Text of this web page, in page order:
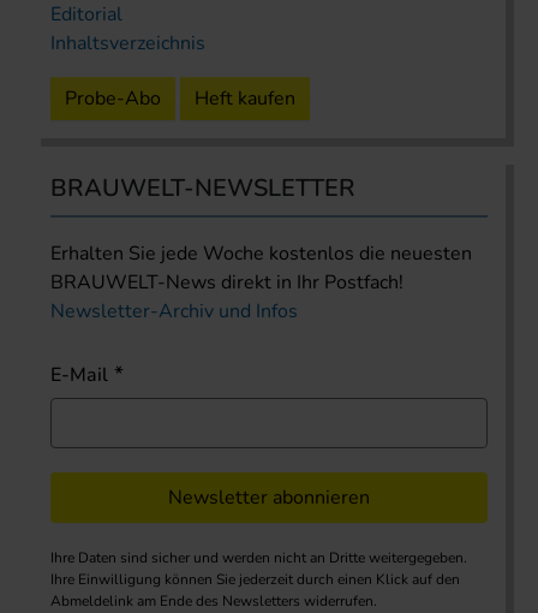
Editorial
Inhaltsverzeichnis
Probe-Abo Heft kaufen
BRAUWELT-NEWSLETTER
Erhalten Sie jede Woche kostenlos die neuesten
BRAUWELT-News direkt in Ihr Postfach!
Newsletter-Archiv und Infos
E-Mail
Newsletter abonnieren
Ihre Daten sind sicher und werden nicht an Dritte weitergegeben.
Ihre Einwilligung können Sie jederzeit durch einen Klick auf den
Abmeldelink am Ende des Newsletters widerrufen.